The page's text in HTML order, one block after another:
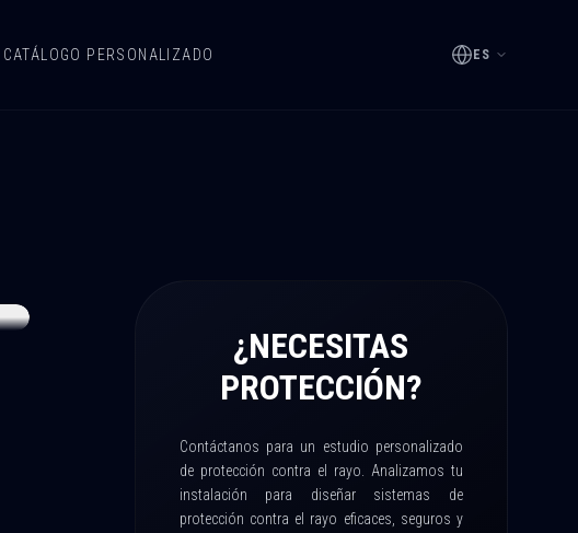
CATÁLOGO PERSONALIZADO ES
¿NECESITAS
PROTECCIÓN?
Contáctanos para un estudio personalizado
de protección contra el rayo. Analizamos tu
instalación para diseñar sistemas de
protección contra el rayo eficaces, seguros y